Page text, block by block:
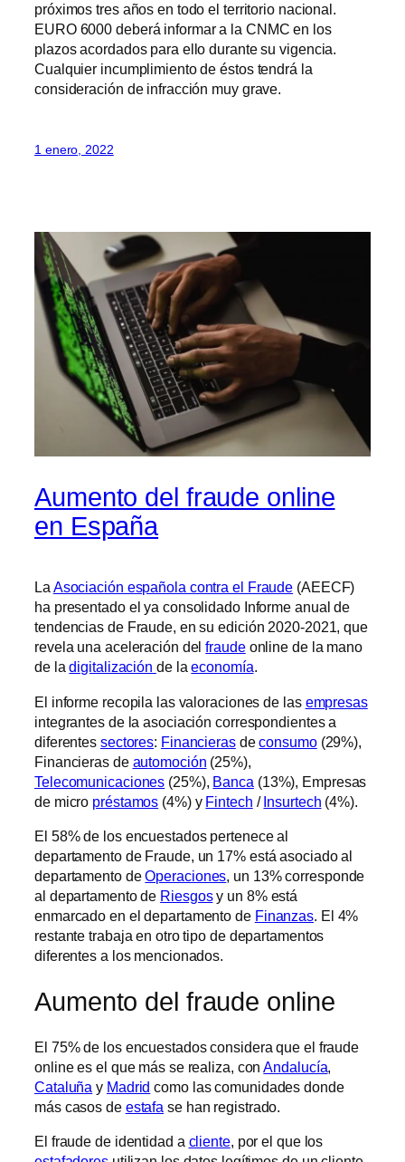
próximos tres años en todo el territorio nacional.
EURO 6000 deberá informar a la CNMC en los
plazos acordados para ello durante su vigencia.
Cualquier incumplimiento de éstos tendrá la
consideración de infracción muy grave.
1 enero, 2022
Aumento del fraude online
en España
La Asociación española contra el Fraude (AEECF)
ha presentado el ya consolidado Informe anual de
tendencias de Fraude, en su edición 2020-2021, que
revela una aceleración delfraudeonline de la mano
de ladigitalización de laeconomía.
El informe recopila las valoraciones de las empresas
integrantes de la asociación correspondientes a
diferentes sectores: Financierasdeconsumo(29%),
Financieras de automoción (25%),
Telecomunicaciones (25%), Banca (13%), Empresas
de micro préstamos (4%) y Fintech /Insurtech (4%).
El 58% de los encuestados pertenece al
departamento de Fraude, un 17% está asociado al
departamento deOperaciones, un 13% corresponde
al departamento de Riesgosy un 8% está
enmarcado en el departamento de Finanzas. El 4%
restante trabaja en otro tipo de departamentos
diferentes a los mencionados.
Aumento del fraude online
El 75% de los encuestados considera que el fraude
online es el que más se realiza, conAndalucía,
Cataluña y Madrid como las comunidades donde
más casos de estafa se han registrado.
El fraude de identidad a cliente, por el que los